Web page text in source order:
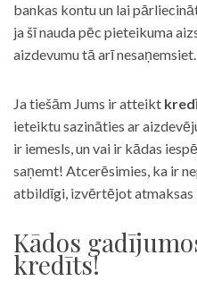
bankas kontu un lai
ja šī nauda pēc pieteikuma
aizdevumu tā arī nesaņemsiet.
Ja tiešām Jums ir atteikt
ieteiktu sazināties ar
ir iemesls, un vai ir kādas
saņemt! Atcerēsimies, ka ir
atbildīgi, izvērtējot atmaksas
Kādos
kredīts!